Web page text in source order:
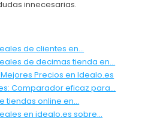
innecesarias.
de clientes en…
de decimas tienda en…
Precios en Idealo.es
Comparador eficaz para…
tiendas online en…
en idealo.es sobre…